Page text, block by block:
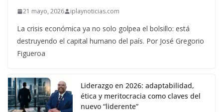
21 mayo, 2026 iplaynoticias.com
La crisis económica ya no solo golpea el bolsillo: está
destruyendo el capital humano del país. Por José Gregorio
Figueroa
Liderazgo en 2026: adaptabilidad,
ética y meritocracia como claves del
nuevo “liderente”